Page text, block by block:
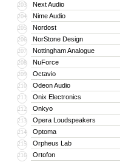
203 Next Audio
204 Nime Audio
205 Nordost
206 NorStone Design
207 Nottingham Analogue
208 NuForce
209 Octavio
210 Odeon Audio
211 Onix Electronics
212 Onkyo
213 Opera Loudspeakers
214 Optoma
215 Orpheus Lab
216 Ortofon